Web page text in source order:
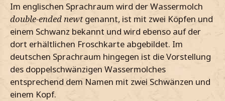
Im englischen Sprachraum wird der Wassermolch
double-ended newtgenannt, ist mit zwei Köpfen und
einem Schwanz bekannt und wird ebenso auf der
dort erhältlichen Froschkarte abgebildet. Im
deutschen Sprachraum hingegen ist die Vorstellung
des doppelschwänzigen Wassermolches
entsprechend dem Namen mit zwei Schwänzen und
einem Kopf.